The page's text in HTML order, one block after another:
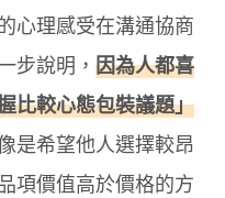
心理感受在溝通協商
步說明， 因為人都喜
比較心態包裝議題」
是希望他人選擇較昂
項價值高於價格的方